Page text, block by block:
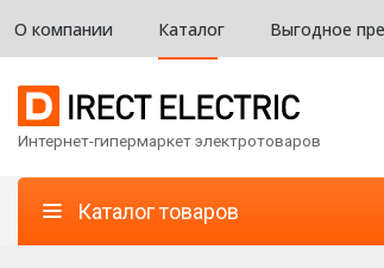
О компании Каталог Выгодное
Интернет-гипермаркет электротоваров
Каталог товаров